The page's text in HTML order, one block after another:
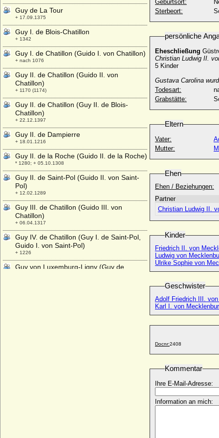
Geburtsort:
Sterbeort:
persönliche
Eheschließung
Christian Ludwig II.
5 Kinder
Gustava Carolina
Todesart:
Grabstätte:
Eltern
Vater:
Mutter:
Ehen
Ehen / Beziehungen:
Partner
Christian Ludwig II.
Kinder
Friedrich II. von
Ludwig von
Ulrike Sophie von
Geschwister
Adolf Friedrich III.
Karl I. von
Docnr:2408
Kommentar
Ihre E-Mail-Adresse:
Information an mich:
Guy de La Tour
+ 17.09.1375
Guy I. de Blois-Chatillon
+ 1342
Guy I. de Chatillon (Guido I. von Chatillon)
+ nach 1076
Guy II. de Chatillon (Guido II. von
Chatillon)
+ 1170 (1174)
Guy II. de Chatillon (Guy II. de Blois-
Chatillon)
+ 22.12.1397
Guy II. de Dampierre
+ 18.01.1216
Guy II. de la Roche (Guido II. de la Roche)
* 1280; + 05.10.1308
Guy II. de Saint-Pol (Guido II. von Saint-
Pol)
+ 12.02.1289
Guy III. de Chatillon (Guido III. von
Chatillon)
+ 06.04.1317
Guy IV. de Chatillon (Guy I. de Saint-Pol,
Guido I. von Saint-Pol)
+ 1226
Guy von Luxemburg-Ligny (Guy de